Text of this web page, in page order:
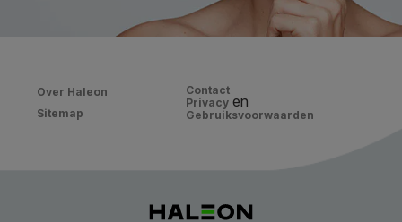
Over Haleon
Sitemap
Contact
Privacyen
Gebruiksvoorwaarden